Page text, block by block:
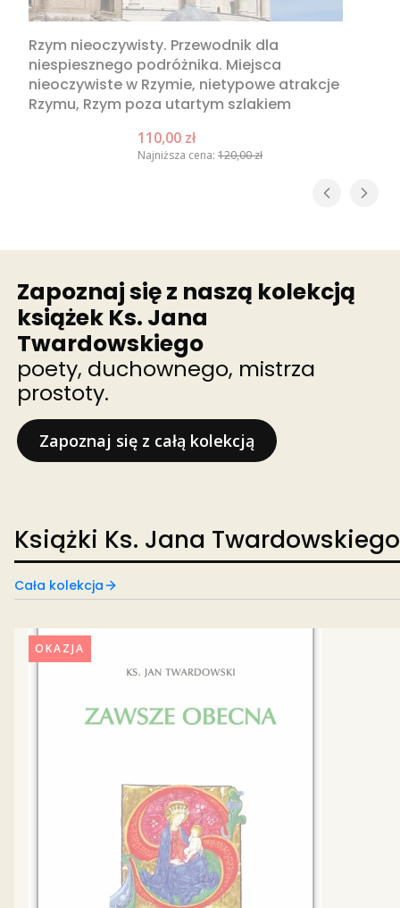
Rzym nieoczywisty. Przewodnik dla
niespiesznego podróżnika. Miejsca
nieoczywiste w Rzymie, nietypowe atrakcje
Rzymu, Rzym poza utartym szlakiem
Cena promocyjna
110,00 zł
Najniższa cena: 120,00 zł
Zapoznaj się z naszą kolekcją
książek Ks. Jana
Twardowskiego
poety, duchownego, mistrza
prostoty.
Zapoznaj się z całą kolekcją
Książki Ks. Jana Twardowskiego
Cała kolekcja
OKAZJA